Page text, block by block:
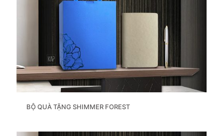
BỘ QUÀ TẶNG SHIMMER FOREST